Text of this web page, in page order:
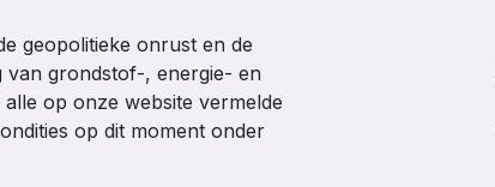
geopolitieke onrust en de
van grondstof-, energie- en
op onze website vermelde
op dit moment onder